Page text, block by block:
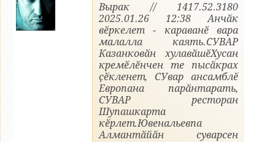
Вырак // 1417.52.3180
2025.01.26 12:38 Анчӑк
вӗркелет - караванӗ вара
малалла каять.СУВАР
Казанковӑн хулавӑшӗХусан
кремӗлӗнчен те пысӑкрах
ҫӗкленет, СУвар ансамблӗ
Европана парӑнтарать,
CУВАР ресторан
Шупашкарта
кӗрлет.Ювенальевпа
Алмантӑйӑн суварсен